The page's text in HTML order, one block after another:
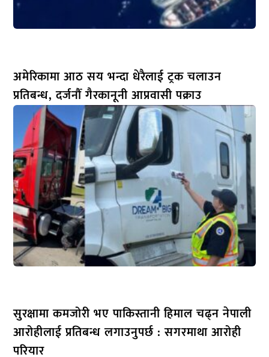
अमेरिकामा आठ सय भन्दा धेरैलाई ट्रक चलाउन
प्रतिबन्ध, दर्जनौँ गैरकानूनी आप्रवासी पक्राउ
सुरक्षामा कमजोरी भए पाकिस्तानी हिमाल चढ्न नेपाली
आरोहीलाई प्रतिबन्ध लगाउनुपर्छ : सगरमाथा आरोही
परियार